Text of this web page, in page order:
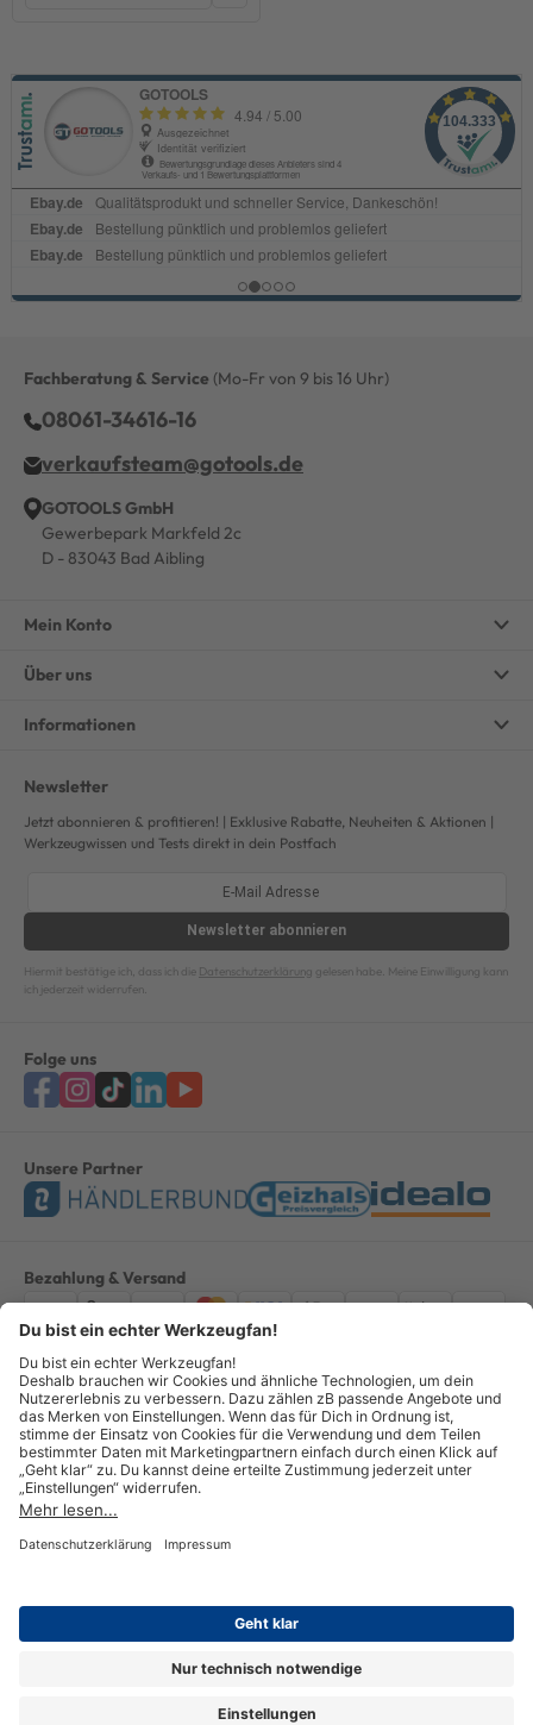
Fachberatung & Service (Mo-Fr von 9 bis 16 Uhr)
08061-34616-16
verkaufsteam@gotools.de
GOTOOLS GmbH
Gewerbepark Markfeld 2c
D - 83043 Bad Aibling
Mein Konto
Über uns
Informationen
Newsletter
Jetzt abonnieren & profitieren! | Exklusive Rabatte, Neuheiten & Aktionen |
Werkzeugwissen und Tests direkt in dein Postfach
Newsletter abonnieren
Hiermit bestätige ich, dass ich die Datenschutzerklärung gelesen habe. Meine Einwilligung kann
ich jederzeit widerrufen.
Folge uns
Unsere Partner
Bezahlung & Versand
ImpressumAGBDatenschutzWiderruf Vertrag widerrufen
Alle Preise verstehen sich inkl. ges. MwSt. *Kostenloser Versand innerhalb
Deutschlands, bei Bestellungen ab 100,00 Euro.
© Copyright 2026 GOTOOLS GmbH - Alle Rechte vorbehalten. powered by
createyourtemplate